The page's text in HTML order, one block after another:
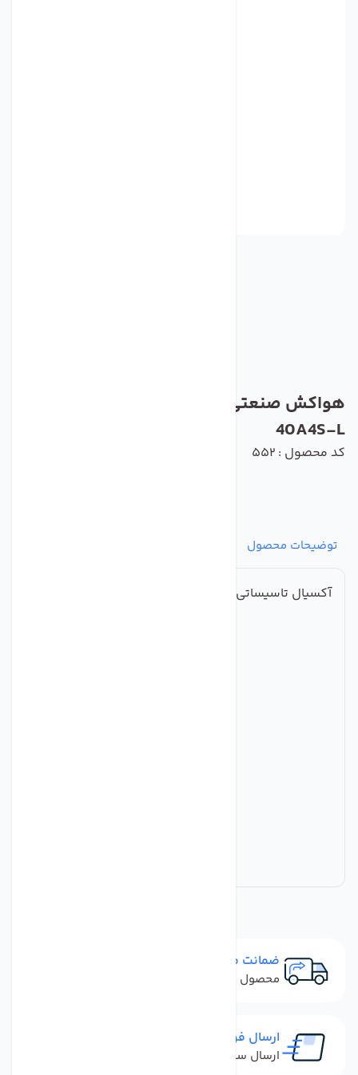
40A4S-L
کد محصول : 552
توضیحات محصول
آکسیال تاسیساتی
ضمانت مرجوعی
محصول نباید آسیب دیده باشد
ارسال فوری
ارسال سفارش در کمترین زمان ممکن